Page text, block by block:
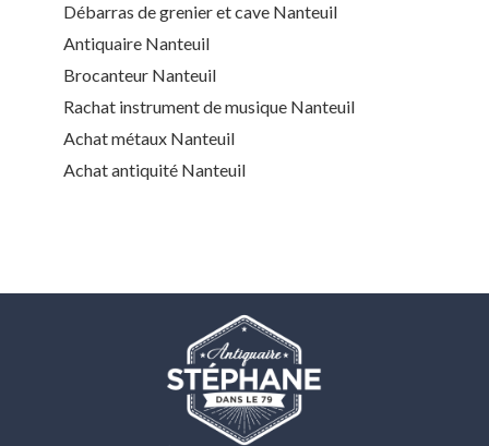
Débarras de grenier et cave Nanteuil
Antiquaire Nanteuil
Brocanteur Nanteuil
Rachat instrument de musique Nanteuil
Achat métaux Nanteuil
Achat antiquité Nanteuil